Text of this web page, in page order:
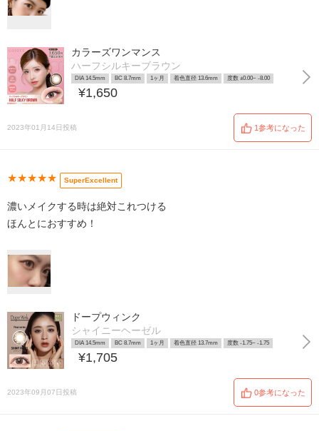
カラーズワンマンス
ハーフシルキーブラウン
DIA 14.5mm BC 8.7mm 1ヶ月 着色直径 13.6mm 度数 ±0.00~ -8.00
¥1,650
2023年01月14日投稿 1参考になった
★★★★★ SuperExcellent
濃いメイクする時は絶対これつける
ほんとにおすすめ！
ドープウィンク
シャイニーヘーゼル
DIA 14.5mm BC 8.7mm 1ヶ月 着色直径 13.7mm 度数 -1.75~ -1.75
¥1,705
2023年09月07日投稿 0参考になった